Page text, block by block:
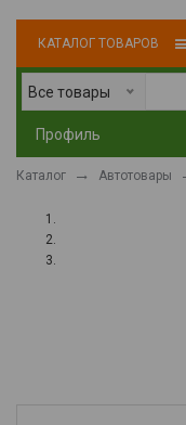
КАТАЛОГ ТОВАРОВ
Все товары
Профиль
Каталог Автотовары